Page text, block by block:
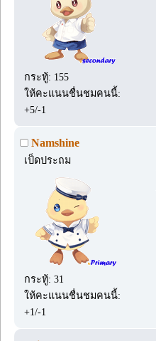
กระทู้: 155
ให้คะแนนชื่นชมคนนี้:
+5/-1
Namshine
เป็ดประถม
กระทู้: 31
ให้คะแนนชื่นชมคนนี้:
+1/-1